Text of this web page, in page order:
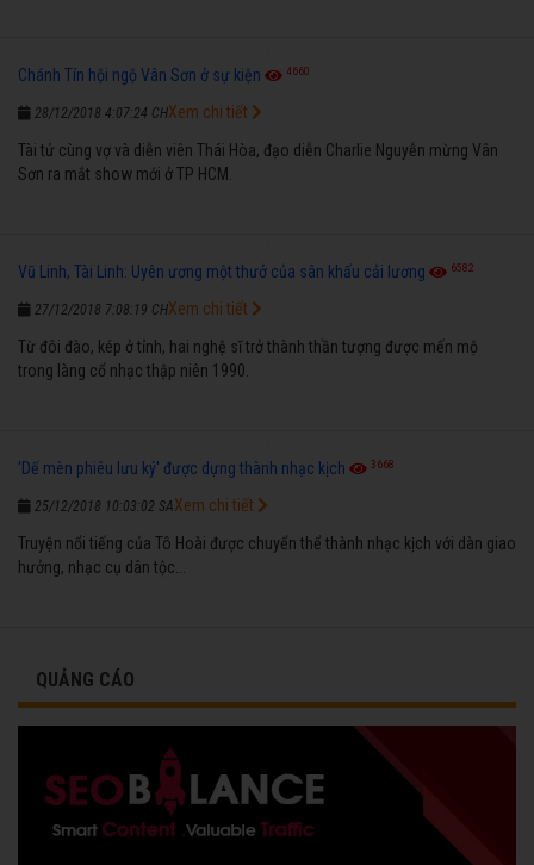
Chánh Tín hội ngộ Vân Sơn ở sự kiện 4660
28/12/2018 4:07:24 CH
Tài tử cùng vợ và diễn viên Thái Hòa, đạo diễn Charlie Nguyễn mừng Vân
Sơn ra mắt show mới ở TP HCM.
Xem chi tiết
Vũ Linh, Tài Linh: Uyên ương một thưở của sân khấu cải lương 6582
27/12/2018 7:08:19 CH
Từ đôi đào, kép ở tỉnh, hai nghệ sĩ trở thành thần tượng được mến mộ
trong làng cổ nhạc thập niên 1990.
Xem chi tiết
'Dế mèn phiêu lưu ký' được dựng thành nhạc kịch 3668
25/12/2018 10:03:02 SA
Truyện nổi tiếng của Tô Hoài được chuyển thể thành nhạc kịch với dàn giao
hưởng, nhạc cụ dân tộc...
Xem chi tiết
QUẢNG CÁO